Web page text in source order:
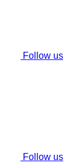
Follow us
Follow us